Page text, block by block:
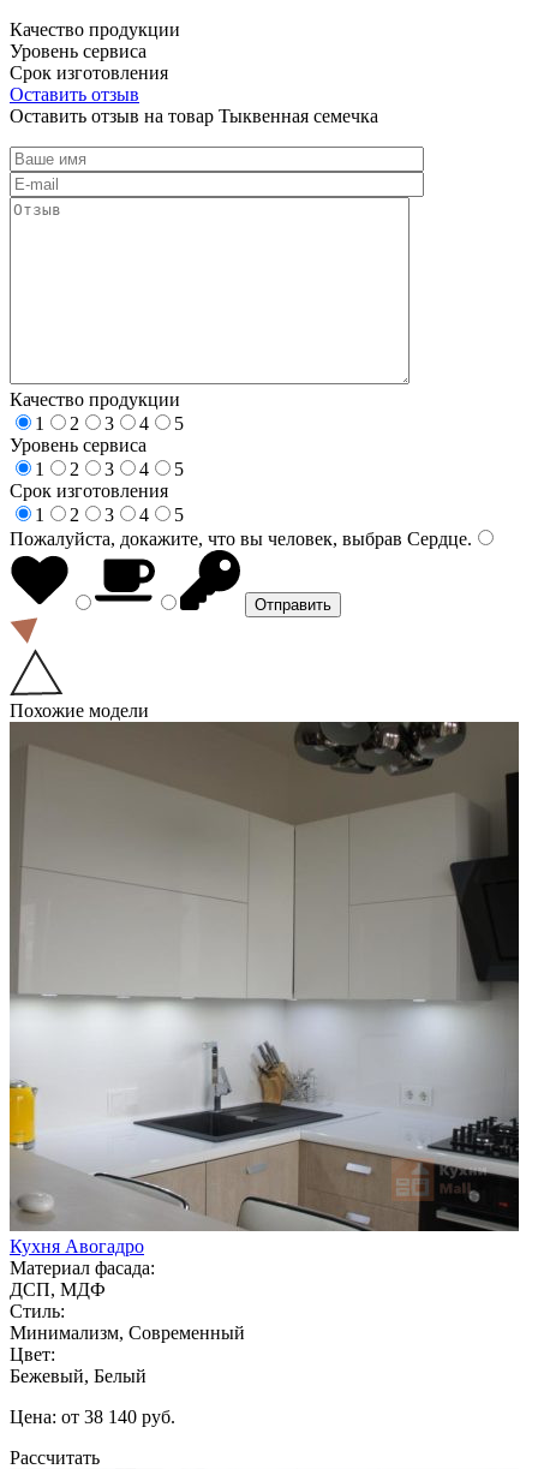
Качество продукции
Уровень сервиса
Срок изготовления
Оставить отзыв
Оставить отзыв на товар Тыквенная семечка
Качество продукции
1
2 3 4
5
Уровень сервиса
1
2 3 4
5
Срок изготовления
1
2 3 4
5
Пожалуйста, докажите, что вы человек, выбрав Сердце.
Похожие модели
Кухня Авогадро
Материал фасада:
ДСП, МДФ
Стиль:
Минимализм, Современный
Цвет:
Бежевый, Белый
Цена: от 38 140 руб.
Рассчитать